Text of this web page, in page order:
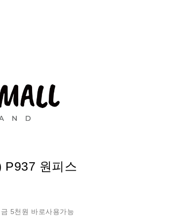
P937 원피스
5천원 바로사용가능